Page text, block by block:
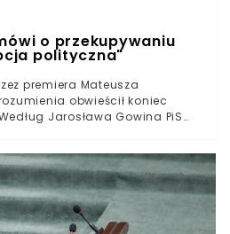
o przekupywaniu
polityczna"
premiera Mateusza
obwieścił koniec
Jarosława Gowina PiS
handlową – mówił w
Jarosława Gowina
Jan Strzeżek zapowiedział
odejdą z koła PiS i
O sprawie